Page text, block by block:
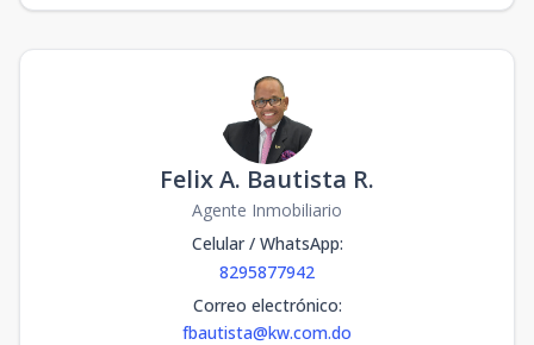
Felix A. Bautista R.
Agente Inmobiliario
Celular / WhatsApp:
8295877942
Correo electrónico:
fbautista@kw.com.do